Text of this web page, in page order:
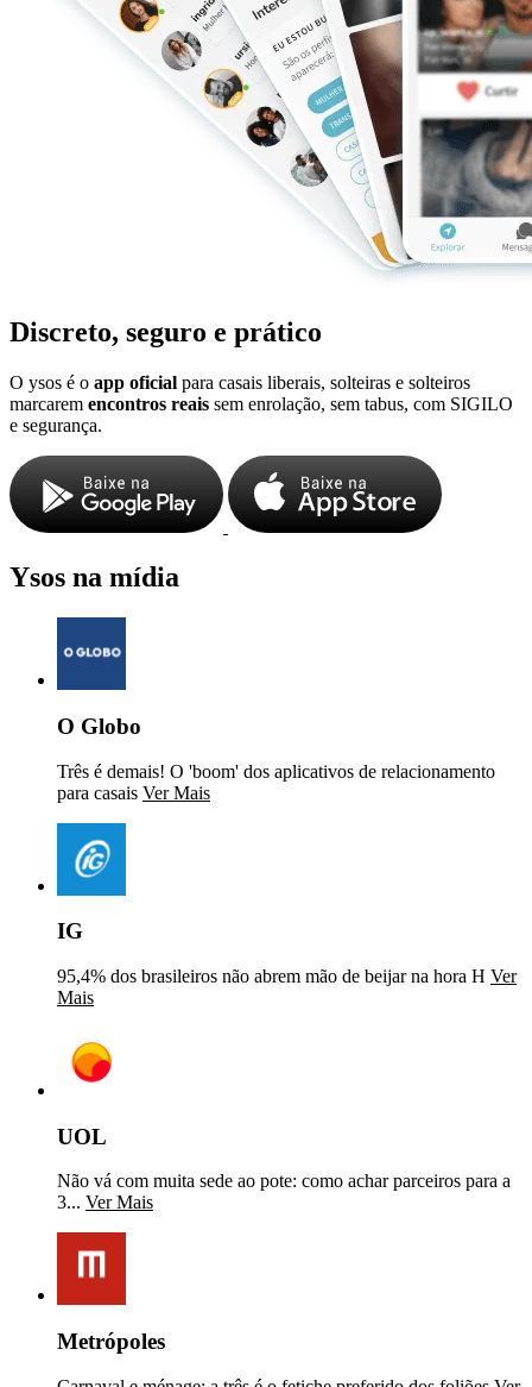
Discreto, seguro e prático
O ysos é o app oficial para casais liberais, solteiras e solteiros
marcarem encontros reais sem enrolação, sem tabus, com SIGILO
e segurança.
Ysos na mídia
O Globo
Três é demais! O 'boom' dos aplicativos de relacionamento
para casais Ver Mais
IG
95,4% dos brasileiros não abrem mão de beijar na hora H Ver
Mais
UOL
Não vá com muita sede ao pote: como achar parceiros para a
3... Ver Mais
Metrópoles